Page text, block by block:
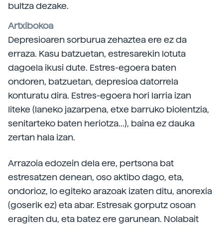
bultza dezake.
Artxibokoa
Depresioaren sorburua zehaztea ere ez da
erraza. Kasu batzuetan, estresarekin lotuta
dagoela ikusi dute. Estres-egoera baten
ondoren, batzuetan, depresioa datorrela
konturatu dira. Estres-egoera hori larria izan
liteke (laneko jazarpena, etxe barruko biolentzia,
senitarteko baten heriotza...), baina ez dauka
zertan hala izan.
Arrazoia edozein dela ere, pertsona bat
estresatzen denean, oso aktibo dago, eta,
ondorioz, lo egiteko arazoak izaten ditu, anorexia
(goserik ez) eta abar. Estresak gorputz osoan
eragiten du, eta batez ere garunean. Nolabait